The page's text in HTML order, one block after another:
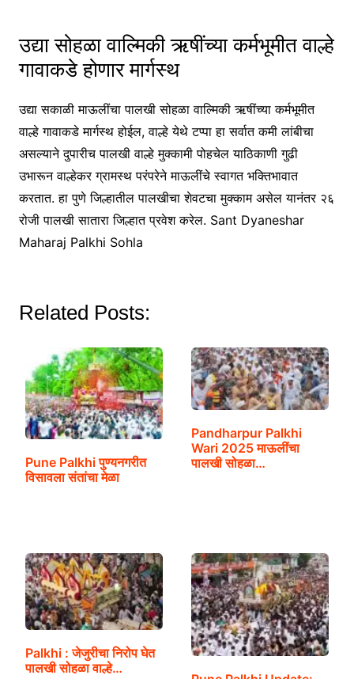
उद्या सोहळा वाल्मिकी ऋषींच्या कर्मभूमीत वाल्हे
गावाकडे होणार मार्गस्थ
उद्या सकाळी माऊलींचा पालखी सोहळा वाल्मिकी ऋषींच्या कर्मभूमीत
वाल्हे गावाकडे मार्गस्थ होईल, वाल्हे येथे टप्पा हा सर्वात कमी लांबीचा
असल्याने दुपारीच पालखी वाल्हे मुक्कामी पोहचेल याठिकाणी गुढी
उभारून वाल्हेकर ग्रामस्थ परंपरेने माऊलींचे स्वागत भक्तिभावात
करतात. हा पुणे जिल्हातील पालखीचा शेवटचा मुक्काम असेल यानंतर २६
रोजी पालखी सातारा जिल्हात प्रवेश करेल. Sant Dyaneshar
Maharaj Palkhi Sohla
Related Posts:
Pune Palkhi पुण्यनगरीत
विसावला संतांचा मेळा
Pandharpur Palkhi
Wari 2025 माऊलींचा
पालखी सोहळा…
Palkhi : जेजुरीचा निरोप घेत
पालखी सोहळा वाल्हे…